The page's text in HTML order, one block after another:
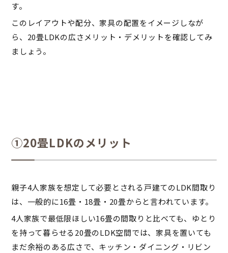
す。
このレイアウトや配分、家具の配置をイメージしなが
ら、20畳LDKの広さメリット・デメリットを確認してみ
ましょう。
①20畳LDKのメリット
親子4人家族を想定して必要とされる戸建てのLDK間取り
は、一般的に16畳・18畳・20畳からと言われています。
4人家族で最低限ほしい16畳の間取りと比べても、ゆとり
を持って暮らせる20畳のLDK空間では、家具を置いても
まだ余裕のある広さで、キッチン・ダイニング・リビン